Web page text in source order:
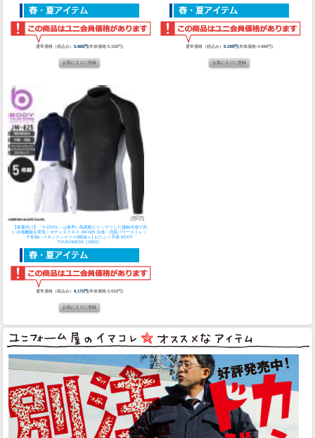
通常価格（税込み）5,665円(本体価格:5,150円) 通常価格（税込み） 5,159円(本体価格:4,690円)
【春夏向け】「X-COOL」は素早い熱異動とヒンヤリした接触冷感で高
い冷感機能を実現！ボディタフネス JW-625 冷感・消臭パワーストレッ
チ長袖ハイネックシャツ≪5枚組≫│おたふく手袋 BODY
TOUGHNESS［16SS］
通常価格（税込み）6,171円(本体価格:5,610円)